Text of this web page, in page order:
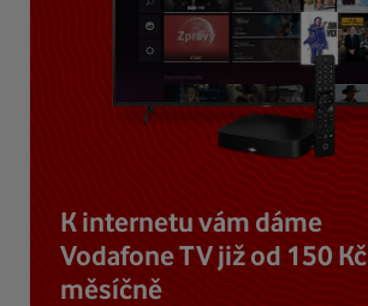
K internetu vám dáme
Vodafone TV již od 150 Kč
měsíčně